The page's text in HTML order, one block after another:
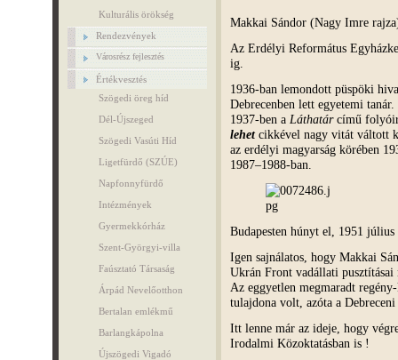
Kulturális örökség
Rendezvények
Városrész fejlesztés
Értékvesztés
Szögedi öreg híd
Dél-Újszeged
Szögedi Vasúti Híd
Ligetfürdő (SZÚE)
Napfonnyfürdő
Intézmények
Gyermekkórház
Szent-Györgyi-villa
Faúsztató Társaság
Árpád Nevelőotthon
Bertalan emlékmű
Barlangkápolna
Újszögedi Vigadó
Makkai Sándor (Nagy Imre
Az Erdélyi Református
ig.
1936-ban lemondott püspöki
Debrecenben lett egyetemi tanár.
1937-ben a Láthatárcímű
lehetcikkével nagy vitát váltott
az erdélyi magyarság körében
1987–1988-ban.
Budapesten húnyt el, 1951 július
Igen sajnálatos, hogy Makkai
Ukrán Front vadállati pusztításai
Az eggyetlen megmaradt
tulajdona volt, azóta a
Itt lenne már az ideje, hogy
Irodalmi Közoktatásban is !